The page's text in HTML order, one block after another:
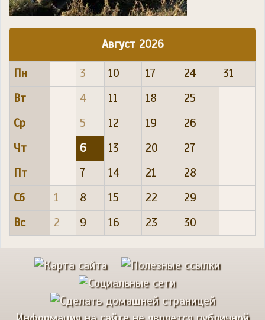
Август 2026
Пн 3 10 17 24
31
Вт
4 11 18
25
Ср
5 12 19
26
Чт
6 13 20
27
Пт
7 14 21
28
Сб
1 8 15 22
29
Вс
2 9 16 23 30